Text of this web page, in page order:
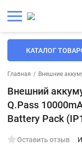
КАТАЛОГ
Главная / Внешние
Внешний
Q.Pass
Battery Pack
Оставить отзыв